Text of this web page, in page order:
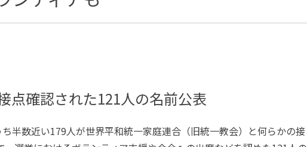
点確認された121人の名前公表
半数近い179人が世界平和統一家庭連合（旧統一教会）と何らかの接